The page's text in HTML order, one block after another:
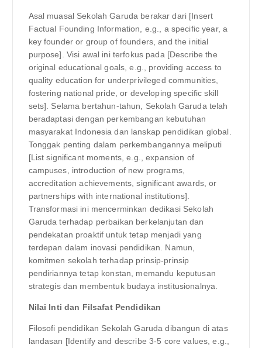
Asal muasal Sekolah Garuda berakar dari [Insert
Factual Founding Information, e.g., a specific year, a
key founder or group of founders, and the initial
purpose]. Visi awal ini terfokus pada [Describe the
original educational goals, e.g., providing access to
quality education for underprivileged communities,
fostering national pride, or developing specific skill
sets]. Selama bertahun-tahun, Sekolah Garuda telah
beradaptasi dengan perkembangan kebutuhan
masyarakat Indonesia dan lanskap pendidikan global.
Tonggak penting dalam perkembangannya meliputi
[List significant moments, e.g., expansion of
campuses, introduction of new programs,
accreditation achievements, significant awards, or
partnerships with international institutions].
Transformasi ini mencerminkan dedikasi Sekolah
Garuda terhadap perbaikan berkelanjutan dan
pendekatan proaktif untuk tetap menjadi yang
terdepan dalam inovasi pendidikan. Namun,
komitmen sekolah terhadap prinsip-prinsip
pendiriannya tetap konstan, memandu keputusan
strategis dan membentuk budaya institusionalnya.
Nilai Inti dan Filsafat Pendidikan
Filosofi pendidikan Sekolah Garuda dibangun di atas
landasan [Identify and describe 3-5 core values, e.g.,